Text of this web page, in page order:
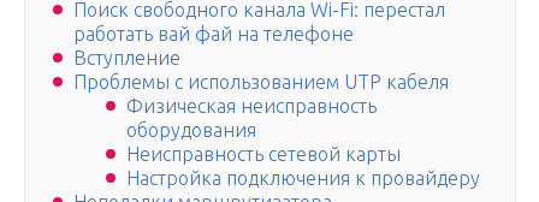
Поиск свободного канала Wi-Fi: перестал
работать вай фай на телефоне
Вступление
Проблемы с использованием UTP кабеля
Физическая неисправность
оборудования
Неисправность сетевой карты
Настройка подключения к провайдеру